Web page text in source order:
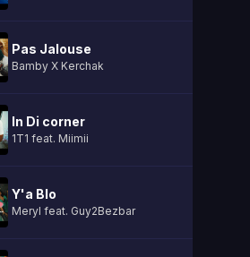
Pas Jalouse
Bamby X Kerchak
In Di corner
1T1 feat. Miimii
Y'a Blo
Meryl feat. Guy2Bezbar